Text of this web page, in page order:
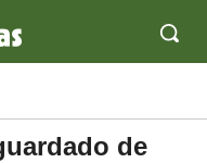
de